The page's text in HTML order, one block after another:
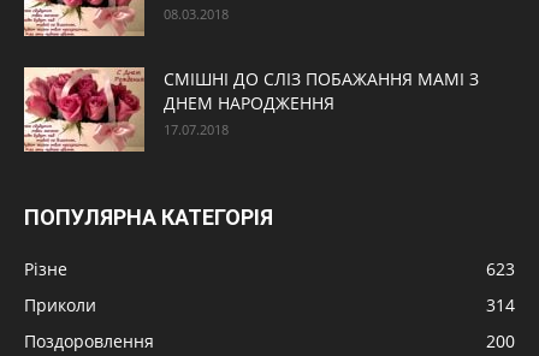
08.03.2018
СМІШНІ ДО СЛІЗ ПОБАЖАННЯ МАМІ З
ДНЕМ НАРОДЖЕННЯ
17.07.2018
ПОПУЛЯРНА КАТЕГОРІЯ
Різне
623
Приколи
314
Поздоровлення
200